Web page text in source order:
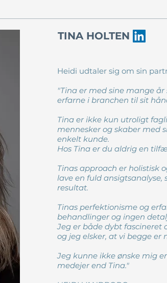
TINA HOLTEN
Heidi udtaler sig om sin
"Tina er med sine mange
erfarne i branchen til sit
Tina er ikke kun utroligt
mennesker og skaber med
enkelt kunde.
Hos Tina er du aldrig en
Tinas approach er holistisk
lave en fuld
resultat.
Tinas perfektionisme og
behandlinger og ingen
Jeg er både dybt fascineret
og jeg elsker, at vi begge er
Jeg kunne ikke ønske mig
medejer end Tina."